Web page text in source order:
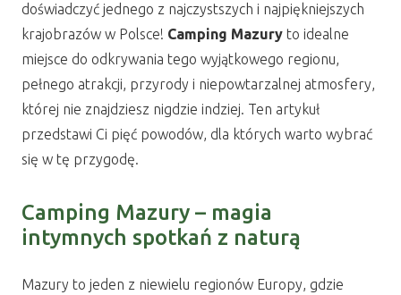
doświadczyć jednego z najczystszych i najpiękniejszych
krajobrazów w Polsce! Camping Mazury to idealne
miejsce do odkrywania tego wyjątkowego regionu,
pełnego atrakcji, przyrody i niepowtarzalnej atmosfery,
której nie znajdziesz nigdzie indziej. Ten artykuł
przedstawi Ci pięć powodów, dla których warto wybrać
się w tę przygodę.
Camping Mazury – magia
intymnych spotkań z naturą
Mazury to jeden z niewielu regionów Europy, gdzie